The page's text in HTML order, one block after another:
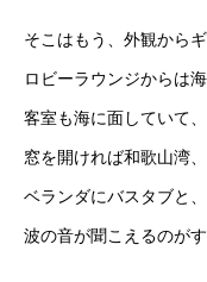
そこはもう、外観からギ
ロビーラウンジからは
客室も海に面していて、
窓を開ければ和歌山湾
ベランダにバスタブと
波の音が聞こえるのが